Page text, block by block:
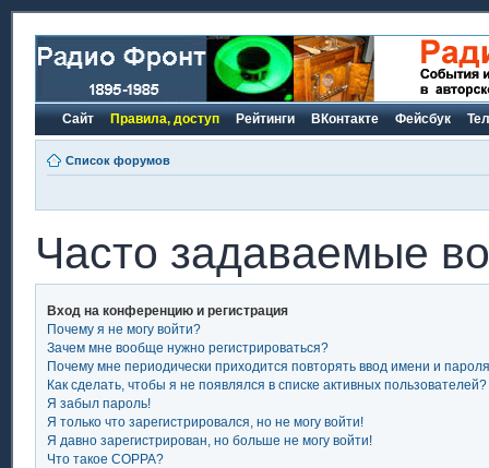
Сайт Правила, доступ Рейтинги ВКонтакте Фейсбук
Список форумов
Часто задаваемые
Вход на конференцию и регистрация
Почему я не могу войти?
Зачем мне вообще нужно регистрироваться?
Почему мне периодически приходится повторять ввод имени и
Как сделать, чтобы я не появлялся в списке активных пользователей?
Я забыл пароль!
Я только что зарегистрировался, но не могу войти!
Я давно зарегистрирован, но больше не могу войти!
Что такое COPPA?